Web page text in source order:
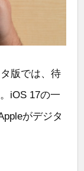
版では、待
iOS 17の一
がデジタ